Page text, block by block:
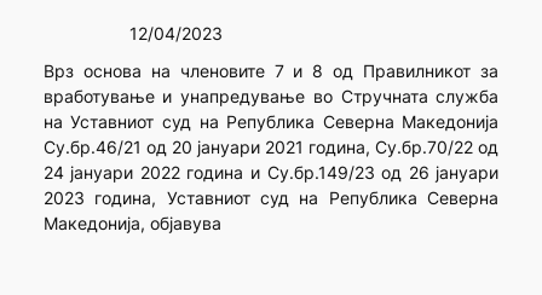
12/04/2023
Врз основа на членовите 7 и 8 од Правилникот за
вработување и унапредување во Стручната служба
на Уставниот суд на Република Северна Македонија
Су.бр.46/21 од 20 јануари 2021 година, Су.бр.70/22 од
24 јануари 2022 година и Су.бр.149/23 од 26 јануари
2023 година, Уставниот суд на Република Северна
Македонија, објавува